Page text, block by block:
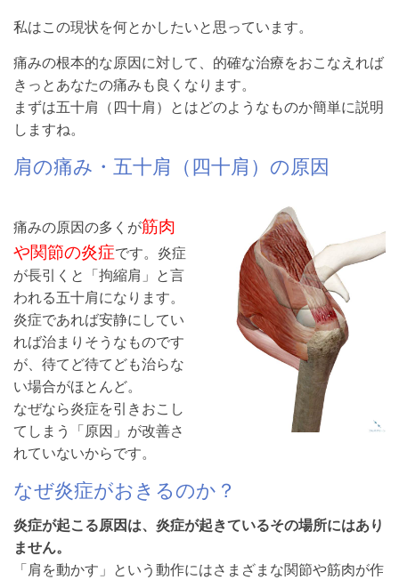
私はこの現状を何とかしたいと思っています。
痛みの根本的な原因に対して、的確な治療をおこなえれば
きっとあなたの痛みも良くなります。
まずは五十肩（四十肩）とはどのようなものか簡単に説明
しますね。
肩の痛み・五十肩（四十肩）の原因
痛みの原因の多くが筋肉
や関節の炎症です。炎症
が長引くと「拘縮肩」と言
われる五十肩になります。
炎症であれば安静にしてい
れば治まりそうなものです
が、待てど待てども治らな
い場合がほとんど。
なぜなら炎症を引きおこし
てしまう「原因」が改善さ
れていないからです。
なぜ炎症がおきるのか？
炎症が起こる原因は、炎症が起きているその場所にはあり
ません。
「肩を動かす」という動作にはさまざまな関節や筋肉が作